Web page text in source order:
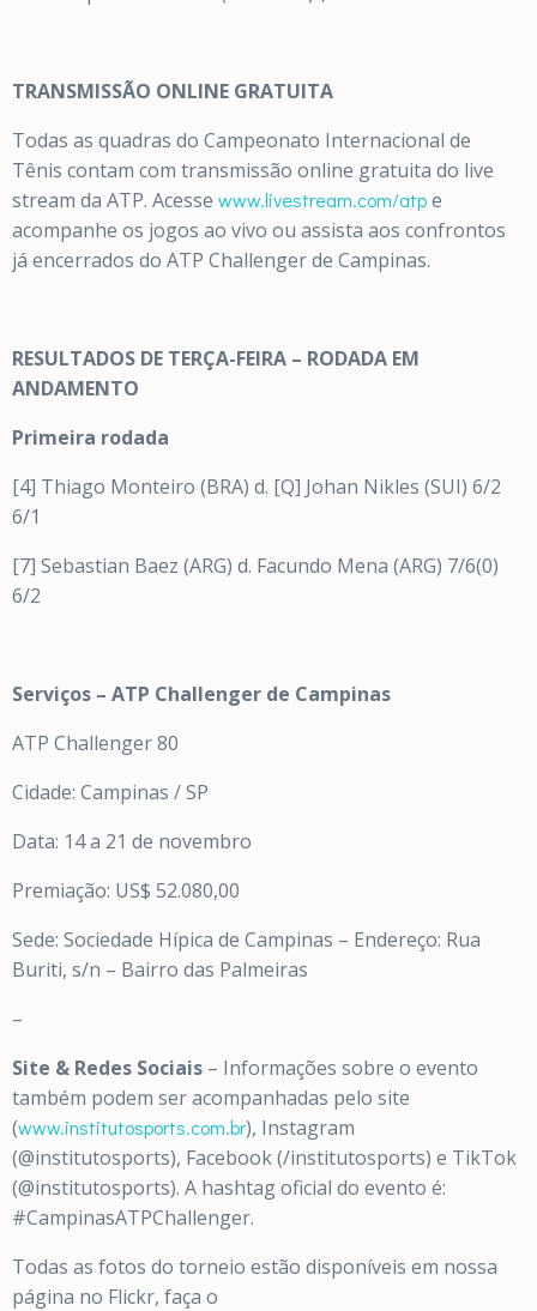
TRANSMISSÃO ONLINE GRATUITA
Todas as quadras do Campeonato Internacional de
Tênis contam com transmissão online gratuita do live
stream da ATP. Acesse www.livestream.com/atpe
acompanhe os jogos ao vivo ou assista aos confrontos
já encerrados do ATP Challenger de Campinas.
RESULTADOS DE TERÇA-FEIRA – RODADA EM
ANDAMENTO
Primeira rodada
[4] Thiago Monteiro (BRA) d. [Q] Johan Nikles (SUI) 6/2
6/1
[7] Sebastian Baez (ARG) d. Facundo Mena (ARG) 7/6(0)
6/2
Serviços – ATP Challenger de Campinas
ATP Challenger 80
Cidade: Campinas / SP
Data: 14 a 21 de novembro
Premiação: US$ 52.080,00
Sede: Sociedade Hípica de Campinas – Endereço: Rua
Buriti, s/n – Bairro das Palmeiras
–
Site & Redes Sociais – Informações sobre o evento
também podem ser acompanhadas pelo site
(www.institutosports.com.br), Instagram
(@institutosports), Facebook (/institutosports) e TikTok
(@institutosports). A hashtag oficial do evento é:
#CampinasATPChallenger.
Todas as fotos do torneio estão disponíveis em nossa
página no Flickr, faça o